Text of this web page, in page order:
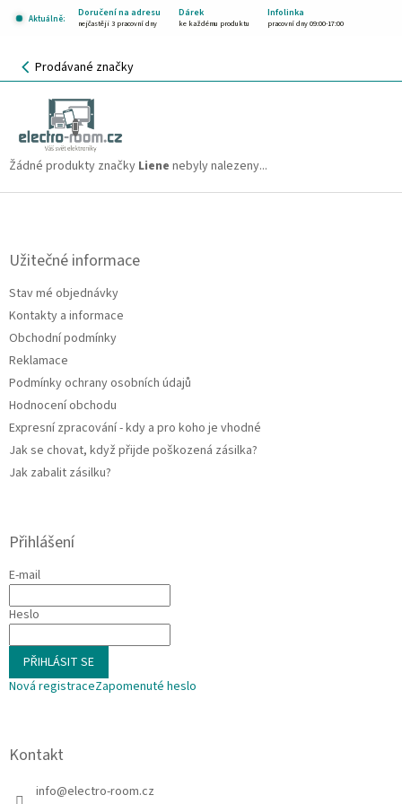
Aktuálně:
Doručení na adresu Dárek Infolinka
nejčastěji 3 pracovní dny ke každému produktu pracovní dny 09:00-17:00
NÁKUPNÍ
KOŠÍK
Prodávané značky
Liene
Žádné produkty značky Liene nebyly nalezeny...
Z
Užitečné informace
Stav mé objednávky
Kontakty a informace
Obchodní podmínky
Reklamace
Podmínky ochrany osobních údajů
Hodnocení obchodu
Expresní zpracování - kdy a pro koho je vhodné
Jak se chovat, když přijde poškozená zásilka?
Jak zabalit zásilku?
Přihlášení
E-mail
Heslo
PŘIHLÁSIT SE
Nová registraceZapomenuté heslo
Kontakt
info@electro-room.cz